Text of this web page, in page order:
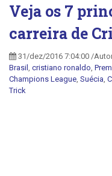
Veja os 7
carreira de
31/dez/2016 7:04:00 /
Brasil cristiano ronaldo
Champions League Suécia
Trick